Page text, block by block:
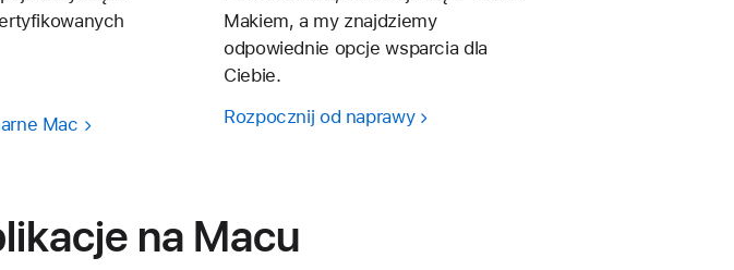
Mac
Makiem, a my znajdziemy
odpowiednie opcje wsparcia dla
Ciebie.
Rozpocznij od naprawy
na Macu